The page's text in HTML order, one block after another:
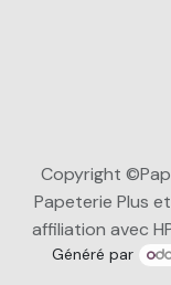
Copyright
Papeterie Plus
affiliation avec
Généré par